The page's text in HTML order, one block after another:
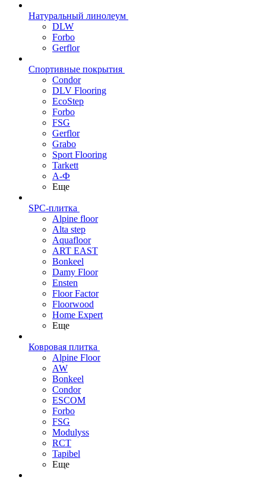
Натуральный линолеум
DLW
Forbo
Gerflor
Спортивные покрытия
Condor
DLV Flooring
EcoStep
Forbo
FSG
Gerflor
Grabo
Sport Flooring
Tarkett
А-Ф
Еще
SPC-плитка
Alpine floor
Alta step
Aquafloor
ART EAST
Bonkeel
Damy Floor
Ensten
Floor Factor
Floorwood
Home Expert
Еще
Ковровая плитка
Alpine Floor
AW
Bonkeel
Condor
ESCOM
Forbo
FSG
Modulyss
RCT
Tapibel
Еще